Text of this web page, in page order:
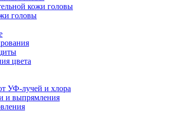
кожи головы
головы
цвета
УФ-лучей и хлора
и выпрямления